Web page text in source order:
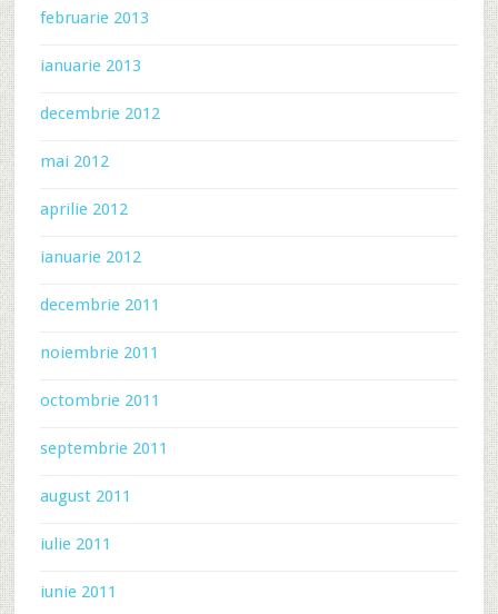
februarie 2013
ianuarie 2013
decembrie 2012
mai 2012
aprilie 2012
ianuarie 2012
decembrie 2011
noiembrie 2011
octombrie 2011
septembrie 2011
august 2011
iulie 2011
iunie 2011